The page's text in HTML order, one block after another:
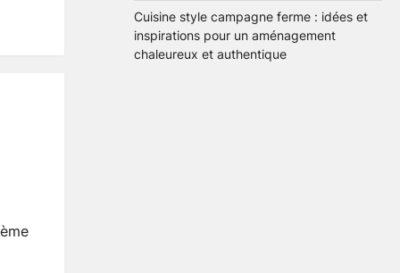
Cuisine style campagne ferme : idées et
inspirations pour un aménagement
chaleureux et authentique